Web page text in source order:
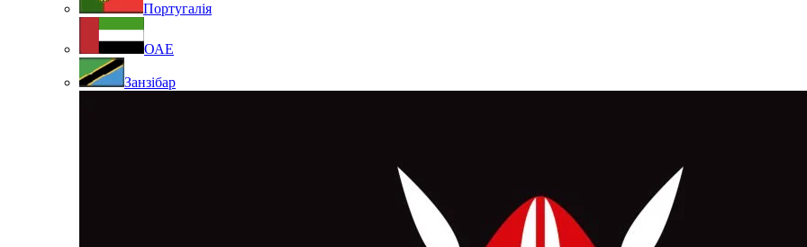
Португалія
ОАЕ
Занзібар